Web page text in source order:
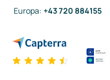
Europa: +43 720 884155